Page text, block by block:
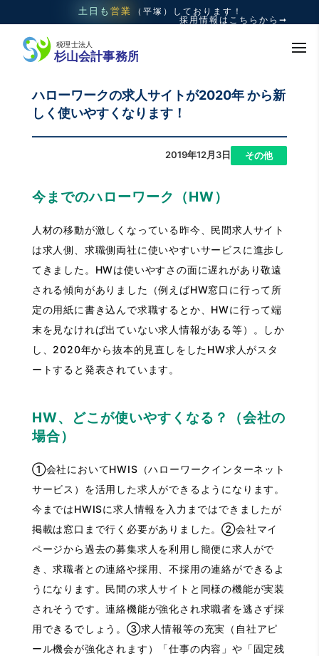
土日も 営業 （平塚）
しております！
採用情報はこちらから➞
ハローワークの求人サイトが2020年 から新
しく使いやすくなります！
2019年12月3日 その他
今までのハローワーク（HW）
人材の移動が激しくなっている昨今、民間求人サイト
は求人側、求職側両社に使いやすいサービスに進歩し
てきました。HWは使いやすさの面に遅れがあり敬遠
される傾向がありました（例えばHW窓口に行って所
定の用紙に書き込んで求職するとか、HWに行って端
末を見なければ出ていない求人情報がある等）。しか
し、2020年から抜本的見直しをしたHW求人がスタ
ートすると発表されています。
HW、どこが使いやすくなる？（会社の
場合）
①会社においてHWIS（ハローワークインターネット
サービス）を活用した求人ができるようになります。
今まではHWISに求人情報を入力まではできましたが
掲載は窓口まで行く必要がありました。②会社マイ
ページから過去の募集求人を利用し簡便に求人がで
き、求職者との連絡や採用、不採用の連絡ができるよ
うになります。民間の求人サイトと同様の機能が実装
されそうです。連絡機能が強化され求職者を逃さず採
用できるでしょう。③求人情報等の充実（自社アピ
ール機会が強化されます）「仕事の内容」や「固定残